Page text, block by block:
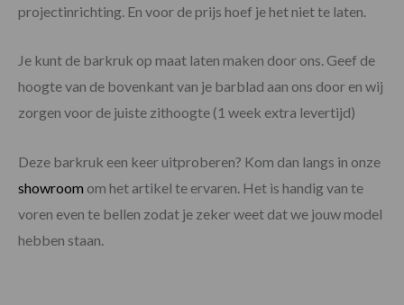
projectinrichting. En voor de prijs hoef je het niet te laten.
Je kunt de barkruk op maat laten maken door ons. Geef de
hoogte van de bovenkant van je barblad aan ons door en wij
zorgen voor de juiste zithoogte (1 week extra levertijd)
Deze barkruk een keer uitproberen? Kom dan langs in onze
showroom om het artikel te ervaren. Het is handig van te
voren even te bellen zodat je zeker weet dat we jouw model
hebben staan.